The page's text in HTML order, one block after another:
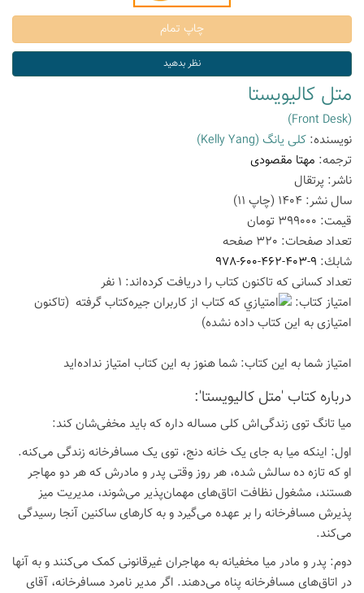
متل کالیویستا
(Front Desk)
نویسنده: کلی یانگ (Kelly Yang)
ترجمه: مهتا مقصودی
ناشر: پرتقال
سال نشر: 1404 (چاپ 11
)
قیمت: 399000 تومان
تعداد صفحات: 320 صفحه
شابك: 978-600-462-403-9
تعداد كسانی كه تاكنون كتاب را دریافت كرده‌اند: 1 نفر
امتیاز كتاب:
(تاكنون
امتیازی به این كتاب داده نشده)
امتیاز شما به این كتاب: شما هنوز به این كتاب امتیاز نداده‌اید
درباره كتاب 'متل کالیویستا':
میا تانگ توی زندگی‌اش کلی مساله داره که باید مخفی‌شان کند:
اول: اینکه میا به جای یک خانه دنج، توی یک مسافرخانه زندگی می‌کنه.
او که تازه ده سالش شده، هر روز وقتی پدر و مادرش که هر دو مهاجر
هستند، مشغول نظافت اتاق‌های مهمان‌پذیر می‌شوند، مدیریت میز
پذیرش مسافرخانه را بر عهده می‌گیرد و به کارهای ساکنین آنجا رسیدگی
می‌کند.
دوم: پدر و مادر میا مخفیانه به مهاجران غیرقانونی کمک می‌کنند و به آنها
در اتاق‌های مسافرخانه پناه می‌دهند. اگر مدیر نامرد مسافرخانه، آقای